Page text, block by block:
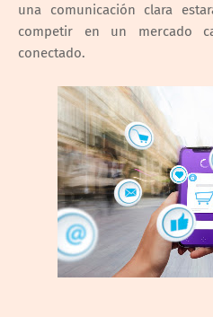
una comunicación clara
competir en un mercado
conectado.